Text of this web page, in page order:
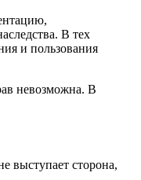
В тех
и пользования
невозможна. В
выступает сторона,